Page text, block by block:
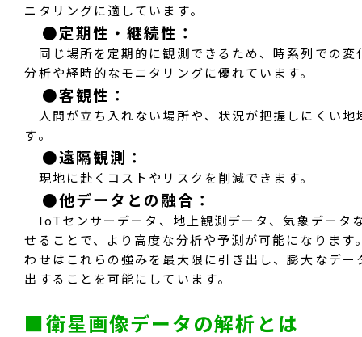
ニタリングに適しています。
●定期性・継続性：
同じ場所を定期的に観測できるため、時系列での
分析や経時的なモニタリングに優れています。
●客観性：
人間が立ち入れない場所や、状況が把握しにくい
す。
●遠隔観測：
現地に赴くコストやリスクを削減できます。
●他データとの融合：
IoTセンサーデータ、地上観測データ、気象データ
せることで、より高度な分析や予測が可能になりま
わせはこれらの強みを最大限に引き出し、膨大なデ
出することを可能にしています。
■衛星画像データの解析とは